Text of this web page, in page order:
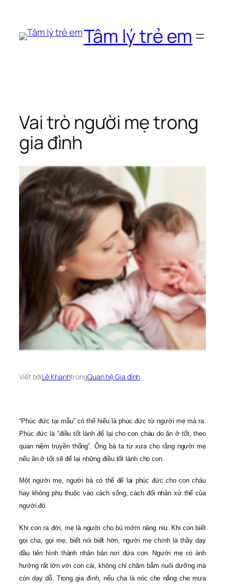
phần
Tâm lý trẻ em
Vai trò người mẹ trong
gia đình
Viết bởiLê KhanhtrongQuan hệ Gia đình
“Phúc đức tại mẫu” có thể hiểu là phúc đức từ người mẹ mà ra.
Phúc đức là “điều tốt lành để lại cho con cháu do ăn ở tốt, theo
quan niệm truyềnthống”.Ông bà ta từ xưa cho rằng người mẹ
nếu ăn ở tốt sẽ để lại những điều tốt lành cho con.
Một người mẹ, người bà có thể để lại phúc đức cho con cháu
hay không phụ thuộc vào cách sống, cách đối nhân xử thế của
người đó.
Khi con ra đời, mẹ là người cho bú mớm nâng niu. Khi con biết
gọi cha, gọi mẹ, biết nói biết hờn, người mẹ chính là thầy dạy
đầu tiên hình thành nhân bản nơi đứa con. Người mẹ có ảnh
hưởng rất lớn với con cái, không chỉ chăm bẵm nuôi dưỡng mà
còn dạy dỗ. Trong gia đình, nếu cha là nóc che nắng che mưa